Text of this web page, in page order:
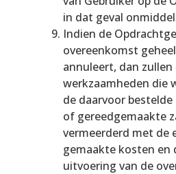
in dat geval
Indien de
overeenkomst
annuleert, dan zullen
werkzaamheden die
de daarvoor bestelde
of gereedgemaakte
vermeerderd met de
gemaakte kosten en
uitvoering van de